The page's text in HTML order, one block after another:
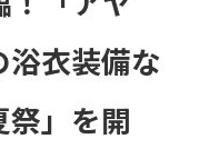
浴衣装備な
祭」を開